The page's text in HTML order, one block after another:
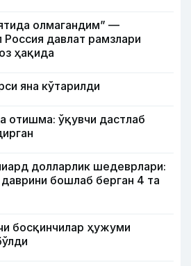
олмагандим” —
Россия давлат рамзлари
ҳақида
яна кўтарилди
отишма: ўқувчи дастлаб
долларлик шедеврлари:
бошлаб берган 4 та
босқинчилар ҳужуми